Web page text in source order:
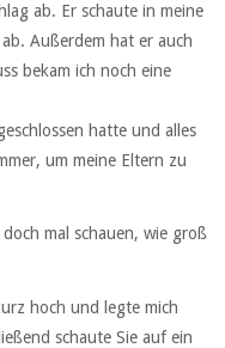
ab. Er schaute in meine
Außerdem hat er auch
bekam ich noch eine
hatte und alles
um meine Eltern zu
mal schauen, wie groß
hoch und legte mich
schaute Sie auf ein